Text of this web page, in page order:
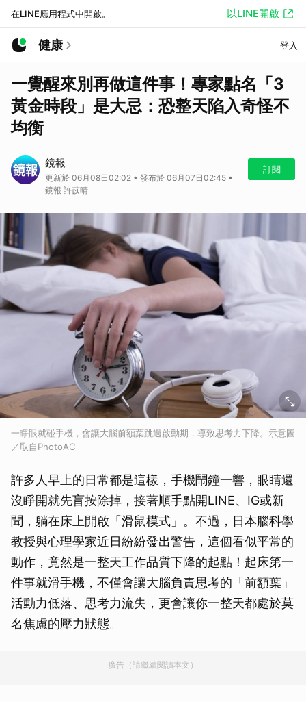
在LINE應用程式中開啟。 以LINE開啟
健康 登入
一覺醒來別再做這件事！專家點名「3
黃金時段」是大忌：恐整天陷入奇怪不
均衡
鏡報
更新於 06月08日02:02 • 發布於 06月07日02:45 •
鏡報 許苡晴
訂閱
一睜眼就碰手機，會讓大腦前額葉跳過啟動期，導致思考力下降。示意圖
／取自PhotoAC
許多人早上的日常都是這樣，手機鬧鐘一響，眼睛還
沒睜開就先盲按除掉，接著順手點開LINE、IG或新
聞，躺在床上開啟「滑鼠模式」。不過，日本腦科學
教授與心理學家近日紛紛發出警告，這個看似平常的
動作，竟然是一整天工作品質下降的起點！起床第一
件事就滑手機，不僅會讓大腦負責思考的「前額葉」
活動力低落、思考力流失，更會讓你一整天都處於莫
名焦慮的壓力狀態。
廣告（請繼續閱讀本文）